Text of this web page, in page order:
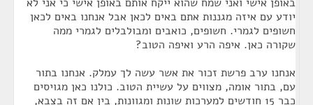
יודע עם איזה מגננות אתם באים לכאן אבל אנחנו באים לכאן
חשופים לגמרי. חשופים, כואבים ומבולבלים לגמרי ממה
שקורה כאן. איפה הרע ואיפה הטוב?
אנחנו ערב פרשת זכור את אשר עשה לך עמלק. אנחנו בתור
עם, בתור אומה, מצווים על עשיית הטוב. כולנו כאן מגויסים
כבר 15 חודשים למערכות שונות ומגוונות, בין אם זה בצבא,